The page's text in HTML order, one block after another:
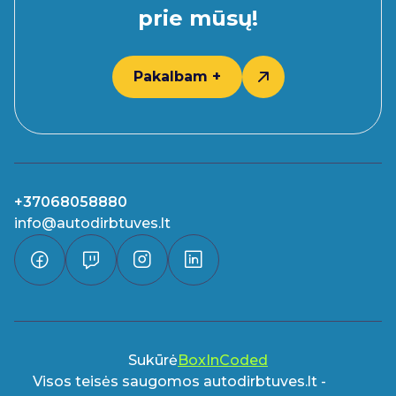
prie mūsų!
Pakalbam +
+37068058880
info@autodirbtuves.lt
SukūrėBoxInCoded
Visos teisės saugomos autodirbtuves.lt -